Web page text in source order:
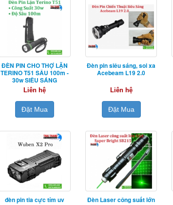
ĐÈN PIN CHO THỢ LẶN
TERINO T51 SÂU 100m -
30w SIÊU SÁNG
Liên hệ
Đặt Mua
Đèn pin siêu sáng, soi xa
Acebeam L19 2.0
Liên hệ
Đặt Mua
đèn pin tia cực tím uv
Đèn Laser công suất lớn